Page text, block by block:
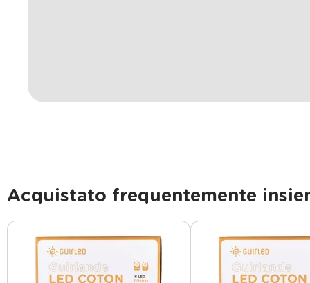
Acquistato frequentemente